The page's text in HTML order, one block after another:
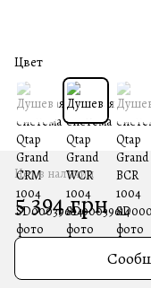
Цвет
Нет в наличии
5 394 грн